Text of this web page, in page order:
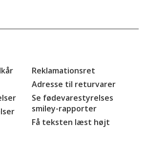
Reklamationsret
Adresse til returvarer
Se fødevarestyrelses
smiley-rapporter
Få teksten læst højt